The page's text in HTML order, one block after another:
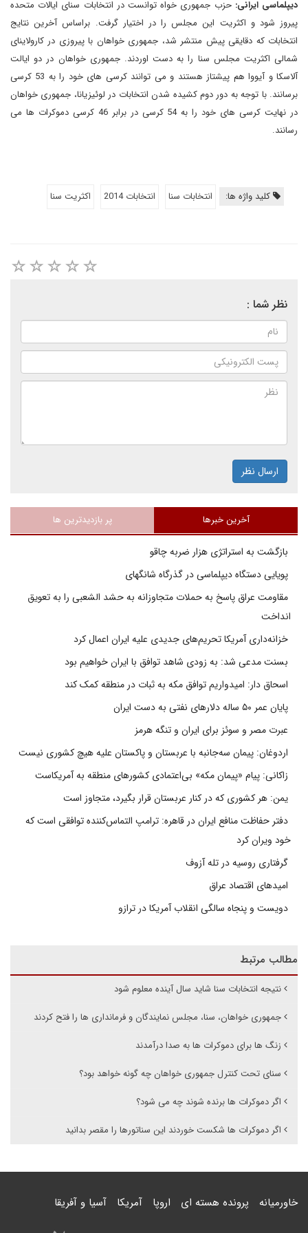
دیپلماسی ایرانی: حزب جمهوری خواه توانست در انتخابات سنای ایالات متحده
پیروز شود و اکثریت این مجلس را در اختیار گرفت. براساس آخرین نتایج
انتخابات که دقایقی پیش منتشر شد، جمهوری خواهان با پیروزی در کارولاینای
شمالی اکثریت مجلس سنا را به دست اوردند. جمهوری خواهان در دو ایالت
آلاسکا و آیووا هم پیشتاز هستند و می توانند کرسی های خود را به 53 کرسی
برسانند. با توجه به دور دوم کشیده شدن انتخابات در لوئیزیانا، جمهوری خواهان
در نهایت کرسی های خود را به 54 کرسی در برابر 46 کرسی دموکرات ها می
رسانند.
کلید واژه ها: انتخابات سنا انتخابات 2014 اکثریت سنا
نظر شما :
ارسال نظر
آخرین خبرها پر بازدیدترین ها
بازگشت به استراتژی هزار ضربه چاقو
پویایی دستگاه دیپلماسی در گذرگاه شانگهای
مقاومت عراق پاسخ به حملات متجاوزانه به حشد الشعبی را به تعویق
انداخت
خزانه‌داری آمریکا تحریم‌های جدیدی علیه ایران اعمال کرد
بسنت مدعی شد: به زودی شاهد توافق با ایران خواهیم بود
اسحاق دار: امیدواریم توافق مکه به ثبات در منطقه کمک کند
پایان عمر ۵۰ ساله دلارهای نفتی به دست ایران
عبرت مصر و سوئز برای ایران و تنگه هرمز
اردوغان: پیمان سه‌جانبه با عربستان و پاکستان علیه هیچ کشوری نیست
زاکانی: پیام «پیمان مکه» بی‌اعتمادی کشورهای منطقه به آمریکاست
یمن: هر کشوری که در کنار عربستان قرار بگیرد، متجاوز است
دفتر حفاظت منافع ایران در قاهره: ترامپ التماس‌کننده توافقی است که
خود ویران کرد
گرفتاری روسیه در تله آزوف
امیدهای اقتصاد عراق
دویست و پنجاه سالگی انقلاب آمریکا در ترازو
مطالب مرتبط
نتیجه انتخابات سنا شاید سال آینده معلوم شود
جمهوری خواهان، سنا، مجلس نمایندگان و فرمانداری ها را فتح کردند
زنگ ها برای دموکرات ها به صدا درآمدند
سنای تحت کنترل جمهوری خواهان چه گونه خواهد بود؟
اگر دموکرات ها برنده شوند چه می شود؟
اگر دموکرات ها شکست خوردند این سناتورها را مقصر بدانید
خاورمیانه پرونده هسته ای اروپا آمریکا آسیا و آفریقا